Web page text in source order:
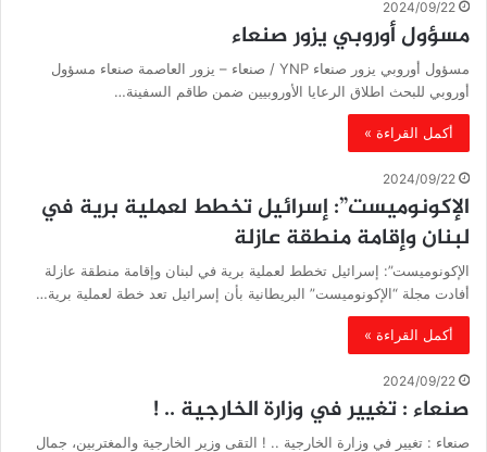
2024/09/22
مسؤول أوروبي يزور صنعاء
مسؤول أوروبي يزور صنعاء YNP / صنعاء – يزور العاصمة صنعاء مسؤول
أوروبي للبحث اطلاق الرعايا الأوروبيين ضمن طاقم السفينة…
أكمل القراءة »
2024/09/22
الإكونوميست”: إسرائيل تخطط لعملية برية في
لبنان وإقامة منطقة عازلة
الإكونوميست”: إسرائيل تخطط لعملية برية في لبنان وإقامة منطقة عازلة
أفادت مجلة “الإكونوميست” البريطانية بأن إسرائيل تعد خطة لعملية برية…
أكمل القراءة »
2024/09/22
صنعاء : تغيير في وزارة الخارجية .. !
صنعاء : تغيير في وزارة الخارجية .. ! التقى وزير الخارجية والمغتربين، جمال